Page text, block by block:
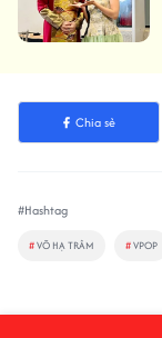
Chia sẻ
#Hashtag
#VÕ HẠ TRÂM #VPOP